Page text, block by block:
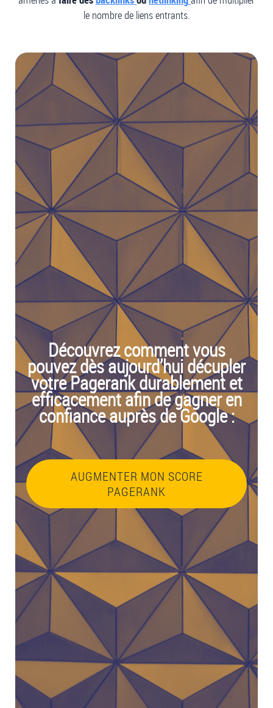
le nombre de liens entrants.
Découvrez comment vous
pouvez dès aujourd’hui décupler
votre Pagerank durablement et
efficacement afin de gagner en
confiance auprès de Google :
AUGMENTER MON SCORE
PAGERANK